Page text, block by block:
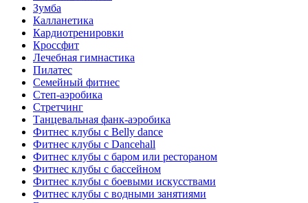
Зумба
Калланетика
Кардиотренировки
Кроссфит
Лечебная гимнастика
Пилатес
Семейный фитнес
Степ-аэробика
Стретчинг
Танцевальная фанк-аэробика
Фитнес клубы с Belly dance
Фитнес клубы с Dancehall
Фитнес клубы с баром или рестораном
Фитнес клубы с бассейном
Фитнес клубы с боевыми искусствами
Фитнес клубы с водными занятиями